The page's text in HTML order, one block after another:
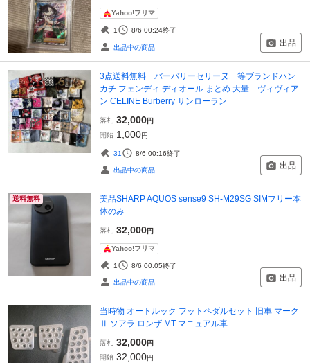
Yahoo!フリマ
1 8/6 00:24終了
出品中の商品 出品
3点送料無料 バーバリーセリーヌ 等ブランドハン
カチ フェンディ ディオール まとめ 大量 ヴィヴィア
ン CELINE Burberry サンローラン
落札 32,000円
開始 1,000円
31 8/6 00:16終了
出品中の商品 出品
送料無料
美品SHARP AQUOS sense9 SH-M29SG SIMフリー本
体のみ
落札 32,000円
Yahoo!フリマ
1 8/6 00:05終了
出品中の商品 出品
当時物 オートルック フットペダルセット 旧車 マーク
Ⅱ ソアラ ロンザ MT マニュアル車
落札 32,000円
開始 32,000円